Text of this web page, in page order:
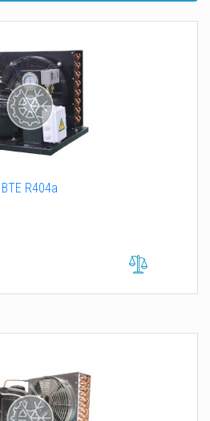
R404a